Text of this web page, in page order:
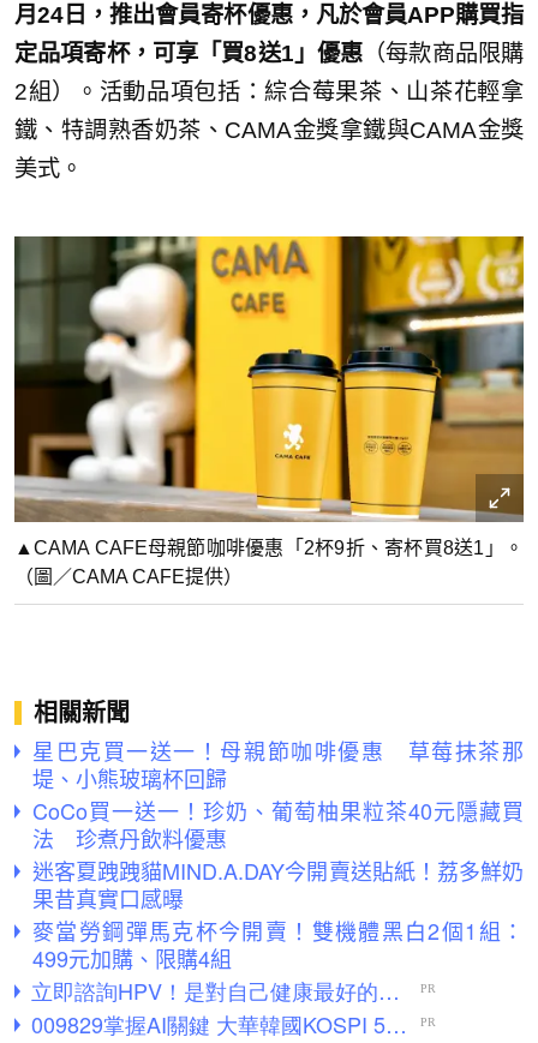
月24日，推出會員寄杯優惠，凡於會員APP購買指
定品項寄杯，可享「買8送1」優惠 （每款商品限購
2組）。活動品項包括：綜合莓果茶、山茶花輕拿
鐵、特調熟香奶茶、CAMA金獎拿鐵與CAMA金獎
美式。
▲CAMA CAFE母親節咖啡優惠「2杯9折、寄杯買8送1」。
（圖／CAMA CAFE提供）
相關新聞
星巴克買一送一！母親節咖啡優惠 草莓抹茶那
堤、小熊玻璃杯回歸
CoCo買一送一！珍奶、葡萄柚果粒茶40元隱藏買
法 珍煮丹飲料優惠
迷客夏跩跩貓MIND.A.DAY今開賣送貼紙！荔多鮮奶
果昔真實口感曝
麥當勞鋼彈馬克杯今開賣！雙機體黑白2個1組：
499元加購、限購4組